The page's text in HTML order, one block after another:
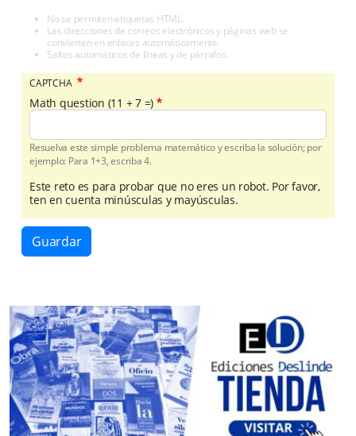
No se permiten etiquetas HTML.
Las direcciones de correos electrónicos y páginas web se
convierten en enlaces automáticamente.
Saltos automáticos de líneas y de párrafos.
CAPTCHA
Math question (11 + 7 =)
Resuelva este simple problema matemático y escriba la solución; por
ejemplo: Para 1+3, escriba 4.
Este reto es para probar que no eres un robot. Por favor,
ten en cuenta minúsculas y mayúsculas.
Guardar